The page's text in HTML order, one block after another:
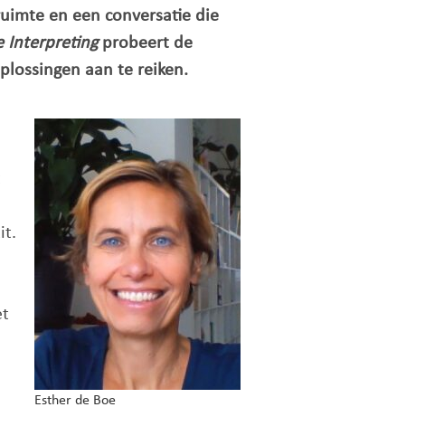
en een conversatie die
Interpretingprobeert de
aan te reiken.
Esther de Boe